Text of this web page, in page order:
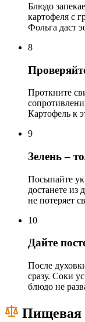
Блюдо
картофеля с
Фольга даст
8
Проткните
Картофель к
9
Зелень –
Посыпайте
достанете из
не потеряет
10
Дайте
После
сразу. Соки
блюдо не
Пищевая